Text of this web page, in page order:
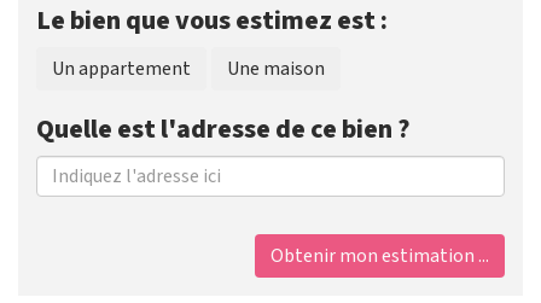
Le bien que vous estimez est :
Un appartement Une maison
Quelle est l'adresse de ce bien ?
Obtenir mon estimation ...